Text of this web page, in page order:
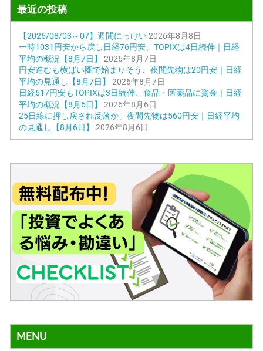
最近の投稿
【2026/08/03～07】週間にっけい 2026年8月8日
一時1031円安から戻し日経76円安、TOPIXは4日続伸｜日経
平均の概況【8月7日】
2026年8月7日
円安進むも横ばい圏で始まりそう、夜間先物は20円安｜日経
平均の見通し【8月7日】
2026年8月7日
日経617円安もTOPIXは3日続伸、食品・医薬品に資金｜日経
平均の概況【8月6日】
2026年8月6日
25日線に押し戻され反落か、夜間先物は560円安｜日経平均
の見通し【8月6日】
2026年8月6日
MENU